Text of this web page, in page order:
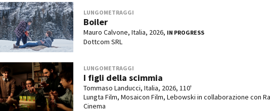
LUNGOMETRAGGI
Boiler
Mauro Calvone, Italia, 2026, IN PROGRESS
Dottcom SRL
LUNGOMETRAGGI
I figli della scimmia
Tommaso Landucci, Italia, 2026, 110'
Lungta Film, Mosaicon Film, Lebowski in collaborazione con
Cinema